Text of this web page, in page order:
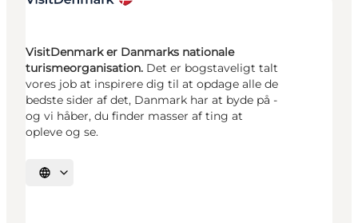
VisitDenmark er Danmarks nationale
turismeorganisation. Det er bogstaveligt talt
vores job at inspirere dig til at opdage alle de
bedste sider af det, Danmark har at byde på -
og vi håber, du finder masser af ting at
opleve og se.
Vælg sprog